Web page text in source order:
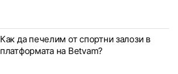
Как да печелим от спортни залози в
платформата на Betvam?